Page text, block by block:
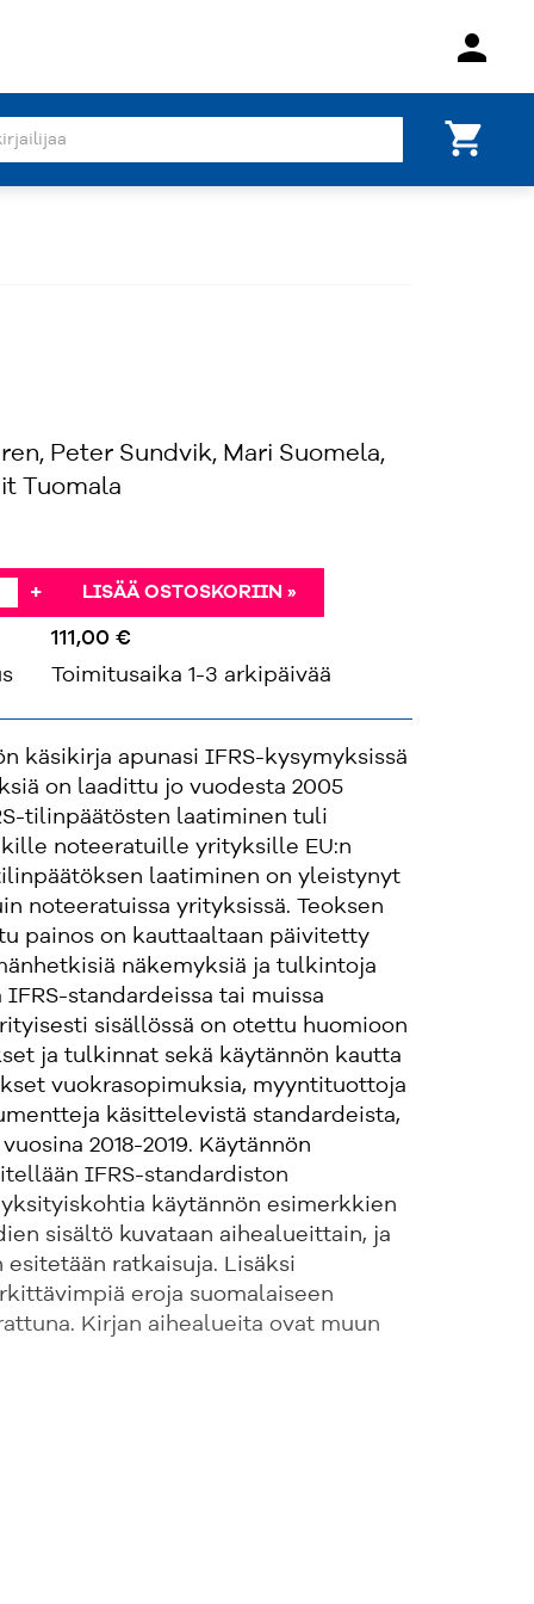
person
shopping_cart
Peter Sundvik, Mari Suomela,
Tuomala
+ LISÄÄ OSTOSKORIIN »
111,00 €
Toimitusaika 1-3 arkipäivää
käsikirja apunasi IFRS-kysymyksissä
on laadittu jo vuodesta 2005
tilinpäätösten laatiminen tuli
noteeratuille yrityksille EU:n
laatiminen on yleistynyt
noteeratuissa yrityksissä. Teoksen
painos on kauttaaltaan päivitetty
näkemyksiä ja tulkintoja
standardeissa tai muissa
sisällössä on otettu huomioon
ja tulkinnat sekä käytännön kautta
vuokrasopimuksia, myyntituottoja
käsittelevistä standardeista,
2018-2019. Käytännön
IFRS-standardiston
käytännön esimerkkien
sisältö kuvataan aihealueittain, ja
ratkaisuja. Lisäksi
eroja suomalaiseen
Kirjan aihealueita ovat muun